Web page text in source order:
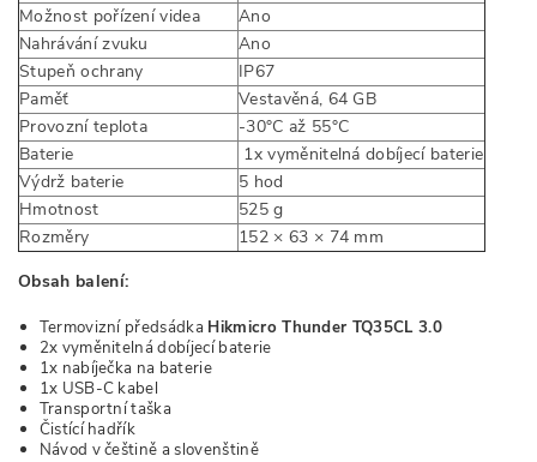
Možnost pořízení videa
Ano
Nahrávání zvuku
Ano
Stupeň ochrany
IP67
Paměť
Vestavěná, 64 GB
Provozní teplota
-30°C až 55°C
Baterie
1x vyměnitelná dobíjecí baterie
Výdrž baterie
5 hod
Hmotnost
525 g
Rozměry
152 × 63 × 74 mm
Obsah balení:
Termovizní předsádka Hikmicro Thunder TQ35CL 3.0
2x vyměnitelná dobíjecí baterie
1x nabíječka na baterie
1x USB-C kabel
Transportní taška
Čistící hadřík
Návod v češtině a slovenštině